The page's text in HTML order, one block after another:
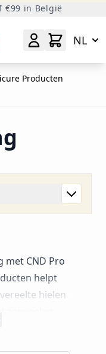
€99 in België
NL
Producten
met CND Pro
helpt
hielen